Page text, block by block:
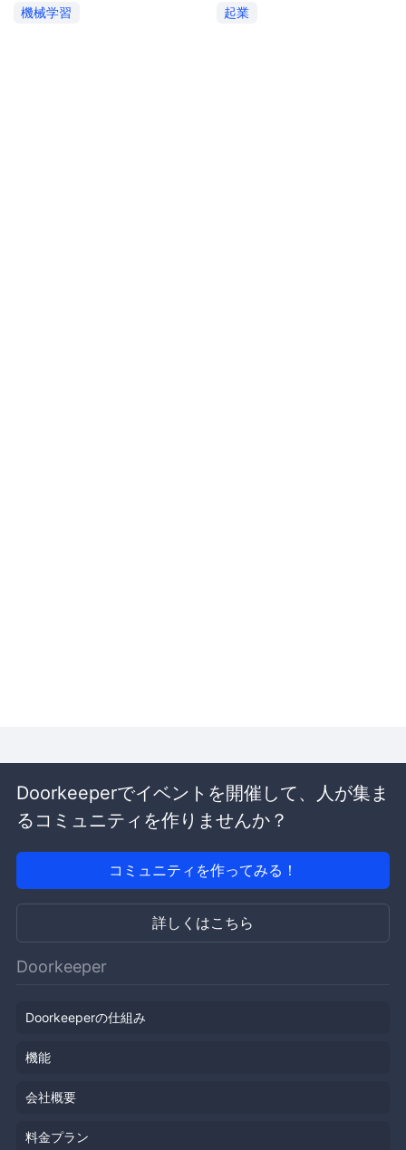
機械学習
起業
Doorkeeperでイベントを開催して、人が集ま
るコミュニティを作りませんか？
コミュニティを作ってみる！
詳しくはこちら
Doorkeeper
Doorkeeperの仕組み
機能
会社概要
料金プラン